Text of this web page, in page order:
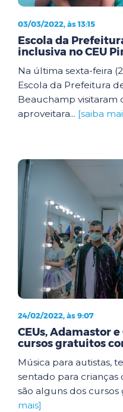
03/03/2022, às 13:15
Escola da
inclusiva no CEU
Na última sexta-feira
Escola da Prefeitura
Beauchamp visitaram
aproveitara... [saiba
24/02/2022, às 9:07
CEUs, Adamastor
cursos gratuitos
Música para autistas,
sentado para crianças
são alguns dos cursos
mais]